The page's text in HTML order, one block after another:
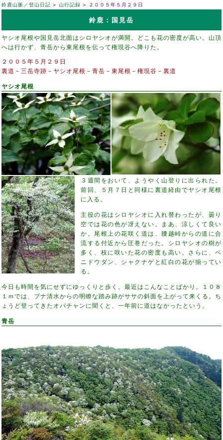
鈴鹿山脈／登山日記 山行記録 ２００５年５月２９日
鈴鹿：国見岳
ヤシオ尾根や国見岳北面はシロヤシオが満開。どこも花の密度が高い。山頂
へは行かず、青岳から東尾根を伝って権現谷へ降りた。
２００５年５月２９日
裏道－三岳寺跡－ヤシオ尾根－青岳－東尾根－権現谷－裏道
ヤシオ尾根
３週間をおいて、ようやく山登りに出られた。
前回、５月７日と同様に裏道経由でヤシオ尾根
に入る。
主役の花はシロヤシオに入れ替わったが、曇り
空では花の色が冴えない。まあ、涼しくて良い
か。尾根上の花咲く道は、腰越峠からの道に合
流する付近から圧巻だった。シロヤシオの樹が
多く、枝に咲いた花の密度も高い。さらに、ベ
ニドウダン、シャクナゲと紅白の花が揃ってい
る。
今日も時間を気にせずにゆっくりと歩く。最近はこんなことばかり。１０８
１ｍでは、ブナ清水からの明瞭な踏み跡がササの斜面を上がって来くる。ち
ょうど登ってきたオバチャンに聞くと、一年前に道はなかったという。
青岳